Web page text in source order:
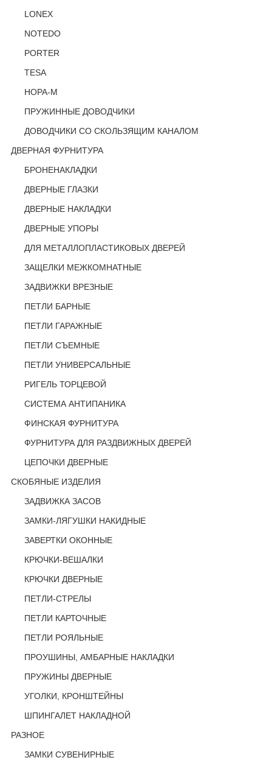
LONEX
NOTEDO
PORTER
TESA
НОРА-М
ПРУЖИННЫЕ ДОВОДЧИКИ
ДОВОДЧИКИ СО СКОЛЬЗЯЩИМ КАНАЛОМ
ДВЕРНАЯ ФУРНИТУРА
БРОНЕНАКЛАДКИ
ДВЕРНЫЕ ГЛАЗКИ
ДВЕРНЫЕ НАКЛАДКИ
ДВЕРНЫЕ УПОРЫ
ДЛЯ МЕТАЛЛОПЛАСТИКОВЫХ ДВЕРЕЙ
ЗАЩЕЛКИ МЕЖКОМНАТНЫЕ
ЗАДВИЖКИ ВРЕЗНЫЕ
ПЕТЛИ БАРНЫЕ
ПЕТЛИ ГАРАЖНЫЕ
ПЕТЛИ СЪЕМНЫЕ
ПЕТЛИ УНИВЕРСАЛЬНЫЕ
РИГЕЛЬ ТОРЦЕВОЙ
СИСТЕМА АНТИПАНИКА
ФИНСКАЯ ФУРНИТУРА
ФУРНИТУРА ДЛЯ РАЗДВИЖНЫХ ДВЕРЕЙ
ЦЕПОЧКИ ДВЕРНЫЕ
СКОБЯНЫЕ ИЗДЕЛИЯ
ЗАДВИЖКА ЗАСОВ
ЗАМКИ-ЛЯГУШКИ НАКИДНЫЕ
ЗАВЕРТКИ ОКОННЫЕ
КРЮЧКИ-ВЕШАЛКИ
КРЮЧКИ ДВЕРНЫЕ
ПЕТЛИ-СТРЕЛЫ
ПЕТЛИ КАРТОЧНЫЕ
ПЕТЛИ РОЯЛЬНЫЕ
ПРОУШИНЫ, АМБАРНЫЕ НАКЛАДКИ
ПРУЖИНЫ ДВЕРНЫЕ
УГОЛКИ, КРОНШТЕЙНЫ
ШПИНГАЛЕТ НАКЛАДНОЙ
РАЗНОЕ
ЗАМКИ СУВЕНИРНЫЕ